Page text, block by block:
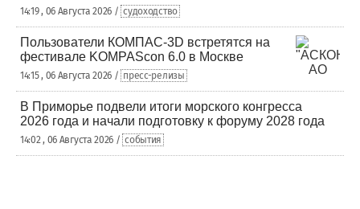
14:19 , 06 Августа 2026 / судоходство
Пользователи КОМПАС-3D встретятся на
фестивале KOMPAScon 6.0 в Москве
14:15 , 06 Августа 2026 / пресс-релизы
В Приморье подвели итоги морского конгресса
2026 года и начали подготовку к форуму 2028 года
14:02 , 06 Августа 2026 / события